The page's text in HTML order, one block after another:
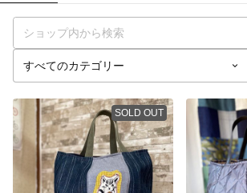
SOLD OUT